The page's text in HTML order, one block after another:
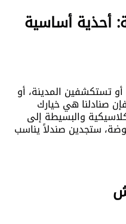
أحذية أساسية
تستكشفين المدينة، أو
صنادلنا هي خيارك
والبسيطة إلى
ستجدين صندلاً يناسب